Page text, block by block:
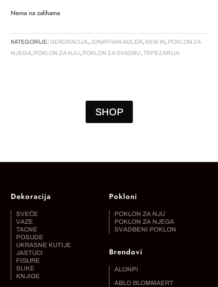
Nema na zalihama
KATEGORIJE: DEKORACIJA,JONATHAN ADLER, NEW IN, POKLON ZA
NJEGA, POKLON ZA NJU, POKLON ZA SVADBU,TRPEZARIJA
SHOP
Dekoracija
SVEĆE
VAZE
TACNE
POSUDE
UKRASNE KUTIJE
JASTUCI
FIGURE
SLIKE
KNJIGE
Pokloni
POKLON ZA NJU
POKLON ZA NJEGA
SVADBENI POKLON
Brendovi
ALONPI
ABLO BLOMMAERT